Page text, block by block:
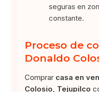
seguras en
constante.
Proceso de
Donaldo
Comprar casa en
Colosio, Tejupilco